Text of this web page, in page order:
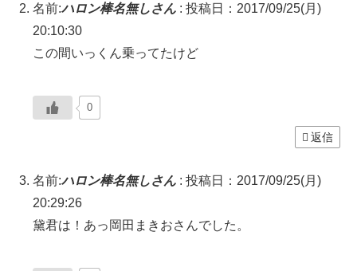
名前:ハロン棒名無しさん : 投稿日：2017/09/25(月)
20:10:30
この間いっくん乗ってたけど
0
返信
名前:ハロン棒名無しさん : 投稿日：2017/09/25(月)
20:29:26
黛君は！あっ岡田まきおさんでした。